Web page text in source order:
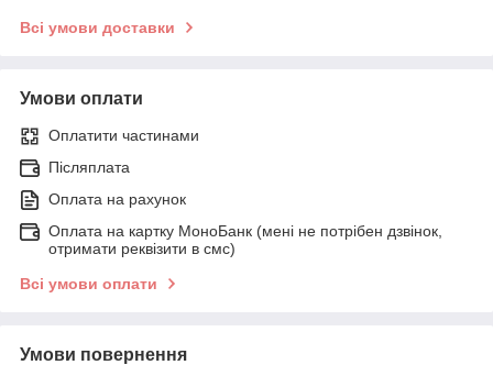
Всі умови доставки
Умови оплати
Оплатити частинами
Післяплата
Оплата на рахунок
Оплата на картку МоноБанк (мені не потрібен дзвінок,
отримати реквізити в смс)
Всі умови оплати
Умови повернення